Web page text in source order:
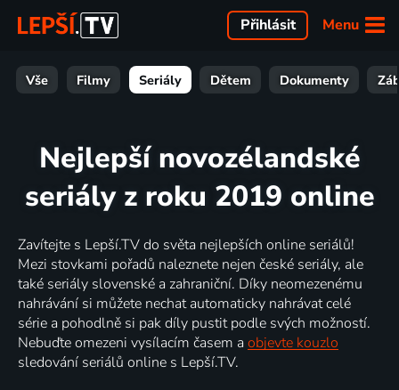
Menu
Přihlásit
Vše Filmy Seriály Dětem Dokumenty
Nejlepší novozélandské
seriály z roku 2019 online
Zavítejte s Lepší.TV do světa nejlepších online seriálů!
Mezi stovkami pořadů naleznete nejen české seriály, ale
také seriály slovenské a zahraniční. Díky neomezenému
nahrávání si můžete nechat automaticky nahrávat celé
série a pohodlně si pak díly pustit podle svých možností.
Nebuďte omezeni vysílacím časem a objevte kouzlo
sledování seriálů online s Lepší.TV.